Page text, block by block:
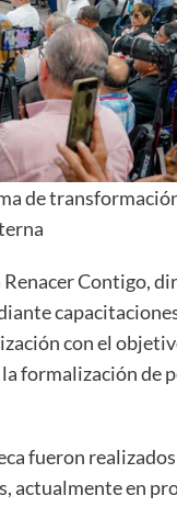
de
Contigo,
con el
formalización de
fueron
actualmente en